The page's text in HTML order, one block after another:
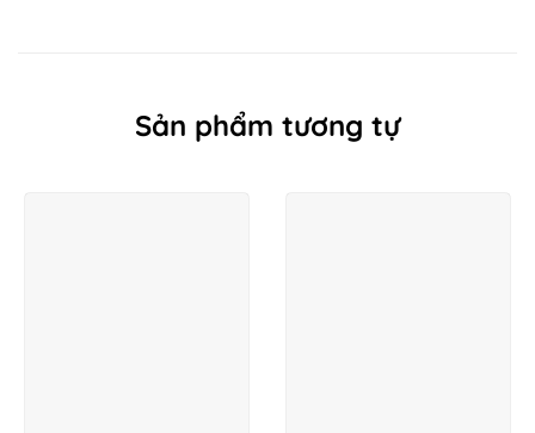
Sản phẩm tương tự